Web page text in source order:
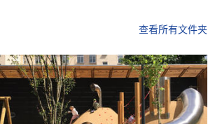
查看所有文件夹